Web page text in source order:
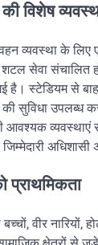
की विशेष
व्यवस्था के लिए
शटल सेवा संचालित
है। स्टेडियम से
की सुविधा उपलब्ध
आवश्यक व्यवस्थाएं
अधिशासी
प्राथमिकता
वीर नारियों,